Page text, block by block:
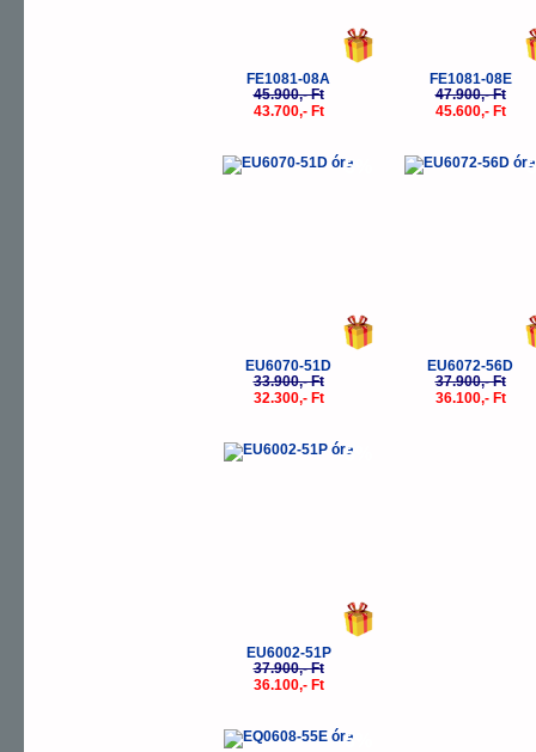
FE1081-08A
45.900,- Ft
43.700,- Ft
FE1081-08E
47.900,- Ft
45.600,- Ft
-5%
EU6070-51D
33.900,- Ft
32.300,- Ft
-
EU6072-56D
37.900,- Ft
36.100,- Ft
-5%
EU6002-51P
37.900,- Ft
36.100,- Ft
-5%